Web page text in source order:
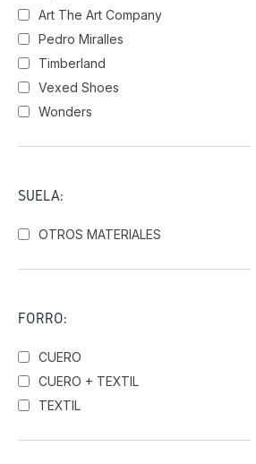
Art The Art Company
Pedro Miralles
Timberland
Vexed Shoes
Wonders
SUELA:
OTROS MATERIALES
FORRO:
CUERO
CUERO + TEXTIL
TEXTIL